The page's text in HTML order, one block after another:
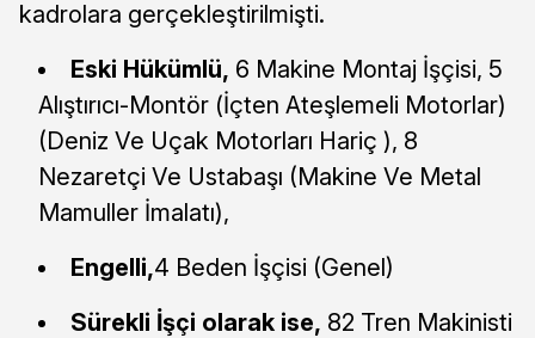
kadrolara gerçekleştirilmişti.
Eski Hükümlü, 6 Makine Montaj İşçisi, 5
Alıştırıcı-Montör (İçten Ateşlemeli Motorlar)
(Deniz Ve Uçak Motorları Hariç ), 8
Nezaretçi Ve Ustabaşı (Makine Ve Metal
Mamuller İmalatı),
Engelli,4 Beden İşçisi (Genel)
Sürekli İşçi olarak ise, 82 Tren Makinisti